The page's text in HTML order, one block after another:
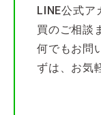
LINE公式
買のご相談
何でもお問
ずは、お気